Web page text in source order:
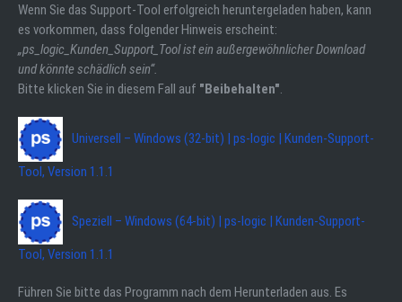
Wenn Sie das Support-Tool erfolgreich heruntergeladen haben, kann
es vorkommen, dass folgender Hinweis erscheint:
„ps_logic_Kunden_Support_Tool ist ein außergewöhnlicher Download
und könnte schädlich sein“.
Bitte klicken Sie in diesem Fall auf "Beibehalten".
Universell – Windows (32-bit) | ps-logic | Kunden-Support-
Tool, Version 1.1.1
Speziell – Windows (64-bit) | ps-logic | Kunden-Support-
Tool, Version 1.1.1
Führen Sie bitte das Programm nach dem Herunterladen aus. Es